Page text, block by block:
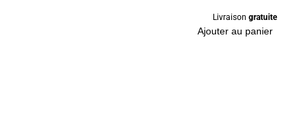
Livraison gratuite
Ajouter au panier